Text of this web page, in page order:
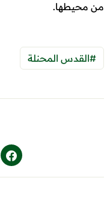
من محيطها.
#القدس المحنلة